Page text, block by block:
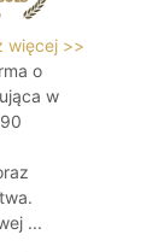
więcej >>
o
w
...